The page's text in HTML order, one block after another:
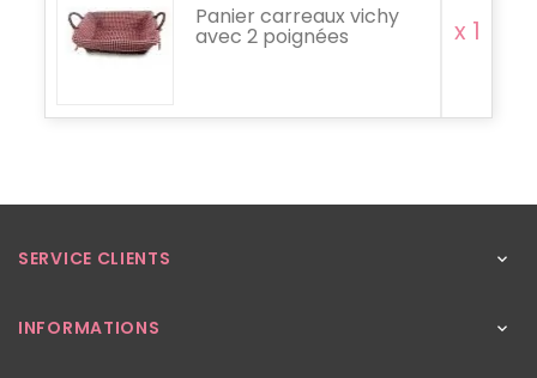
Panier carreaux vichy
avec 2 poignées x 1
SERVICE CLIENTS 
INFORMATIONS 